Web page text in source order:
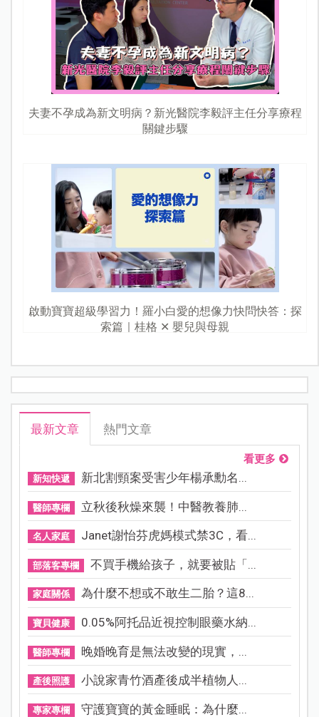
夫妻不孕成為新文明病？新光醫院李毅評主任分享療程
關鍵步驟
啟動寶寶超級學習力！羅小白愛的想像力快問快答：探
索篇｜桂格 ✕ 嬰兒與母親
最新文章 熱門文章
看更多
新知快遞 新北割頸案受害少年楊承勳名...
醫師專欄 立秋後秋燥來襲！中醫教養肺...
名人家庭 Janet謝怡芬虎媽模式禁3C，看...
部落客專欄 不買手機給孩子，就要被貼「...
家庭關係 為什麼不想或不敢生二胎？這8...
寶貝健康 0.05%阿托品近視控制眼藥水納...
醫師專欄 晚婚晚育是無法改變的現實，...
產後照護 小說家青竹酒產後成半植物人...
專家專欄 守護寶寶的黃金睡眠：為什麼...